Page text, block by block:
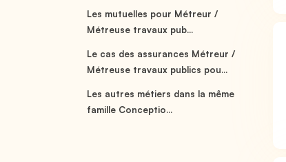
Les mutuelles pour Métreur /
Métreuse travaux pub...
Le cas des assurances Métreur /
Métreuse travaux publics pou...
Les autres métiers dans la même
famille Conceptio...